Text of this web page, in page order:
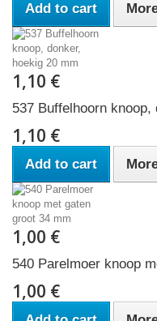
Add to cart
1,10 €
537 Buffelhoorn
1,10 €
Add to cart
1,00 €
540 Parelmoer knoop
1,00 €